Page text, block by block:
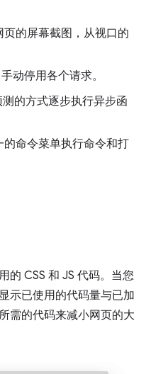
页的屏幕截图，从视口的
动停用各个请求。
的方式逐步执行异步函
的命令菜单执行命令和打
的 CSS 和 JS 代码。当您
示已使用的代码量与已加
需的代码来减小网页的大